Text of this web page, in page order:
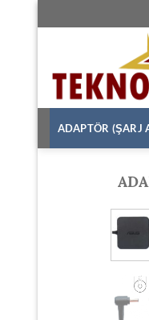
İçeriğe
atla
ADAPTÖR (ŞARJ